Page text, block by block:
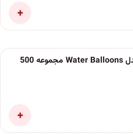
+
بادکنک آبی مدل Water Balloons مجموعه 500
+